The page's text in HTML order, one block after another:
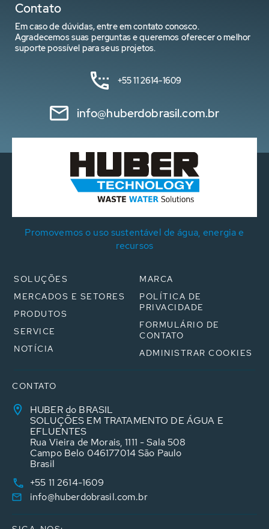
Contato
Em caso de dúvidas, entre em contato conosco.
Agradecemos suas perguntas e queremos oferecer o melhor
suporte possível para seus projetos.
+55 11 2614-1609
info@huberdobrasil.com.br
Promovemos o uso sustentável de água, energia e
recursos
SOLUÇÕES
MERCADOS E SETORES
PRODUTOS
SERVICE
NOTÍCIA
MARCA
POLÍTICA DE
PRIVACIDADE
FORMULÁRIO DE
CONTATO
ADMINISTRAR COOKIES
CONTATO
HUBER do BRASIL
SOLUÇÕES EM TRATAMENTO DE ÁGUA E
EFLUENTES
Rua Vieira de Morais, 1111 - Sala 508
Campo Belo 046177014 São Paulo
Brasil
+55 11 2614-1609
info@huberdobrasil.com.br